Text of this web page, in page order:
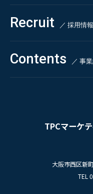
TPCマーケ
大阪市西区新
TEL
- クイックリサーチ
自主企画調査
Pharmaceuticals &
Chemical & Life Sciences
ALL
お知らせ
新刊情報
掲載情報
Recruit ／ 採用情報
採用TOP
- 求める人物像
Contents ／ 事
お問い合わせ
プライバシーポリシー